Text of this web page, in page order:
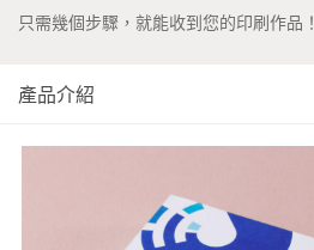
只需幾個步驟，就能收到您的印刷作品！
產品介紹